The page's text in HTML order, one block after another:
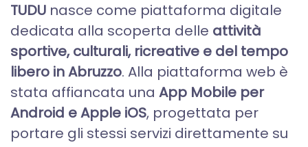
TUDU nasce come piattaforma digitale
dedicata alla scoperta delle attività
sportive, culturali, ricreative e del tempo
libero in Abruzzo. Alla piattaforma web è
stata affiancata una App Mobile per
Android e Apple iOS, progettata per
portare gli stessi servizi direttamente su